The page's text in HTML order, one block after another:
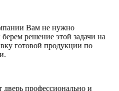
Вам не нужно
решение этой задачи на
готовой продукции по
профессионально и